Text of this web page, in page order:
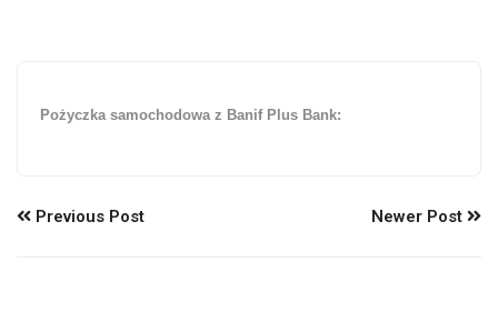
Pożyczka samochodowa z Banif Plus Bank:
Previous Post Newer Post